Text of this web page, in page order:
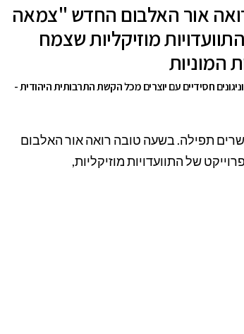
אור האלבום החדש "צמאה
מוזיקליות שצמח
המוניות
חסידיים עם יוצרים מכל הקשת התרבותית היהודית -
שרים תפילה. בשעה טובה רואה אור האלבום